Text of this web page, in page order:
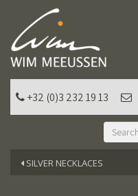
+32 (0)3 232 19 13
SILVER NECKLACES